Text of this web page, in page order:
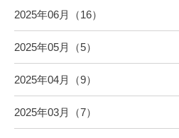
2025年06月（16）
2025年05月（5）
2025年04月（9）
2025年03月（7）